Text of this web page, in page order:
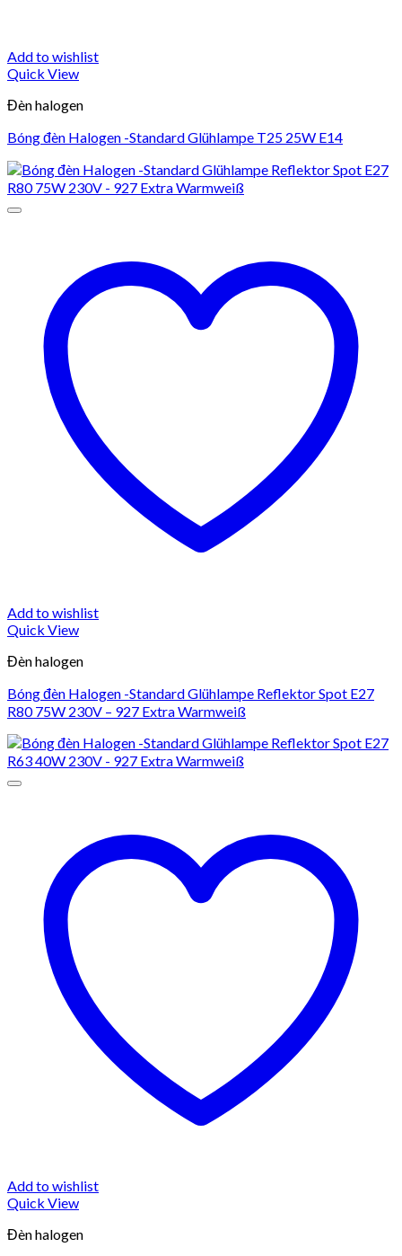
Add to wishlist
Quick View
Đèn halogen
Bóng đèn Halogen -Standard Glühlampe T25 25W E14
Add to wishlist
Quick View
Đèn halogen
Bóng đèn Halogen -Standard Glühlampe Reflektor Spot E27
R80 75W 230V – 927 Extra Warmweiß
Add to wishlist
Quick View
Đèn halogen